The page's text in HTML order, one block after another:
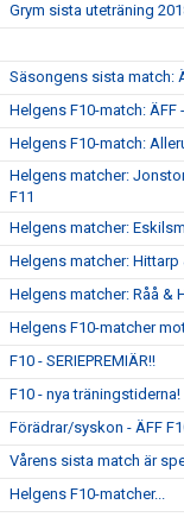
Grym sista uteträning
Säsongens sista match:
Helgens F10-match: ÄFF
Helgens F10-match:
Helgens matcher:
F11
Helgens matcher:
Helgens matcher: Hittarp
Helgens matcher: Råå &
Helgens F10-matcher
F10 - SERIEPREMIÄR!!
F10 - nya träningstiderna!
Förädrar/syskon - ÄFF
Vårens sista match är
Helgens F10-matcher...